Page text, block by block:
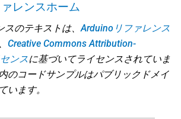
レンスホーム
スのテキストは、Arduinoリファレンス
Creative Commons Attribution-
ンスに基づいてライセンスされていま
のコードサンプルはパブリックドメイ
います。